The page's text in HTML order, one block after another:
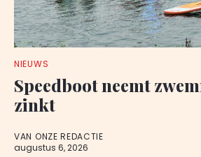
NIEUWS
Speedboot neemt
zinkt
VAN ONZE REDACTIE
augustus 6, 2026